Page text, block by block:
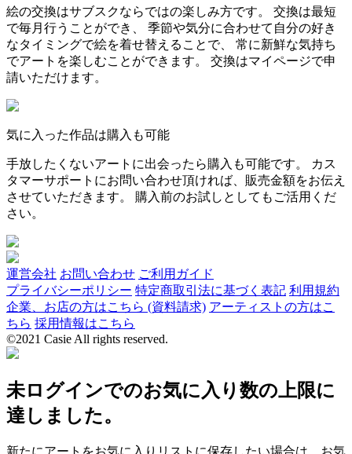
絵の交換はサブスクならではの楽しみ方です。 交換は最短
で毎月行うことができ、 季節や気分に合わせて自分の好き
なタイミングで絵を着せ替えることで、 常に新鮮な気持ち
でアートを楽しむことができます。 交換はマイページで申
請いただけます。
気に入った作品は購入も可能
手放したくないアートに出会ったら購入も可能です。 カス
タマーサポートにお問い合わせ頂ければ、販売金額をお伝え
させていただきます。 購入前のお試しとしてもご活用くだ
さい。
運営会社 お問い合わせ ご利用ガイド
プライバシーポリシー 特定商取引法に基づく表記 利用規約
企業、お店の方はこちら (資料請求) アーティストの方はこ
ちら 採用情報はこちら
©2021 Casie All rights reserved.
未ログインでのお気に入り数の上限に
達しました。
新たにアートをお気に入りリストに保存したい場合は、お気